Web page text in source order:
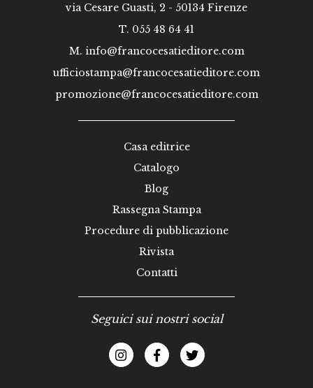
via Cesare Guasti, 2 - 50134 Firenze
T. 055 48 64 41
M. info@francocesatieditore.com
ufficiostampa@francocesatieditore.com
promozione@francocesatieditore.com
Casa editrice
Catalogo
Blog
Rassegna Stampa
Procedure di pubblicazione
Rivista
Contatti
Seguici sui nostri social